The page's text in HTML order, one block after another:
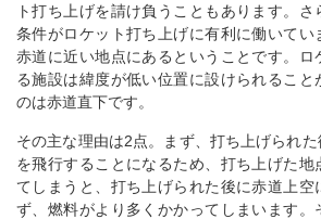
ト打ち上げを請け負うこともあります。
条件がロケット打ち上げに有利に働いてい
赤道に近い地点にあるということです。ロ
る施設は緯度が低い位置に設けられること
のは赤道直下です。
その主な理由は2点。まず、打ち上げられ
を飛行することになるため、打ち上げた地
てしまうと、打ち上げられた後に赤道上空
ず、燃料がより多くかかってしまいます。